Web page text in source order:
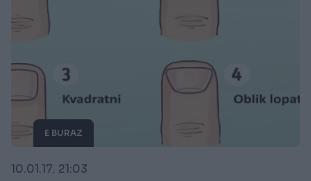
E BURAZ
10.01.17. 21:03